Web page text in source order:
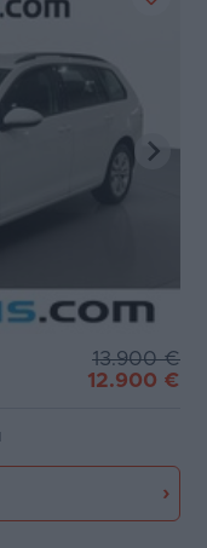
13.900 €
12.900 €